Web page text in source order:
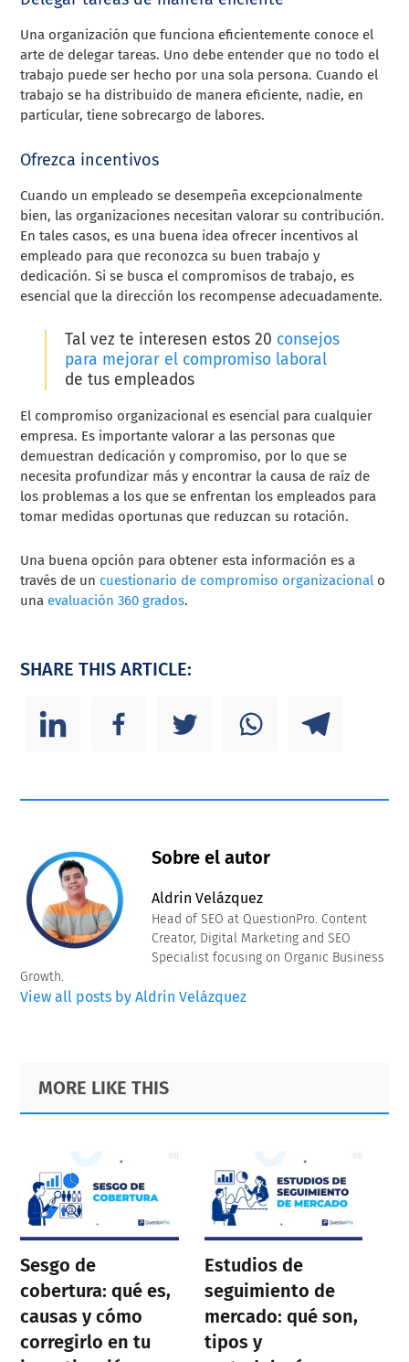
Una organización que funciona eficientemente conoce el
arte de delegar tareas. Uno debe entender que no todo el
trabajo puede ser hecho por una sola persona. Cuando el
trabajo se ha distribuido de manera eficiente, nadie, en
particular, tiene sobrecargo de labores.
Ofrezca incentivos
Cuando un empleado se desempeña excepcionalmente
bien, las organizaciones necesitan valorar su contribución.
En tales casos, es una buena idea ofrecer incentivos al
empleado para que reconozca su buen trabajo y
dedicación. Si se busca el compromisos de trabajo, es
esencial que la dirección los recompense adecuadamente.
Tal vez te interesen estos 20 consejos
para mejorar el compromiso laboral
de tus empleados
El compromiso organizacional es esencial para cualquier
empresa. Es importante valorar a las personas que
demuestran dedicación y compromiso, por lo que se
necesita profundizar más y encontrar la causa de raíz de
los problemas a los que se enfrentan los empleados para
tomar medidas oportunas que reduzcan su rotación.
Una buena opción para obtener esta información es a
través de un cuestionario de compromiso organizacional o
una evaluación 360 grados.
SHARE THIS ARTICLE:
Sobre el autor
Aldrin Velázquez
Head of SEO at QuestionPro. Content
Creator, Digital Marketing and SEO
Specialist focusing on Organic Business
Growth.
View all posts by Aldrin Velázquez
Primary
Sidebar
Footer
MORE LIKE THIS
Sesgo de
cobertura: qué es,
causas y cómo
corregirlo en tu
Estudios de
seguimiento de
mercado: qué son,
tipos y